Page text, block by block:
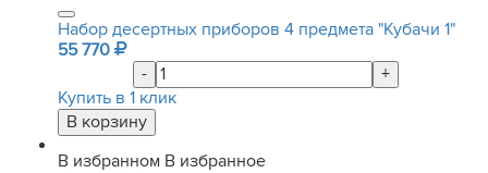
Набор десертных приборов 4 предмета "Кубачи 1"
55 770
-
+
Купить в 1 клик
В избранном В избранное